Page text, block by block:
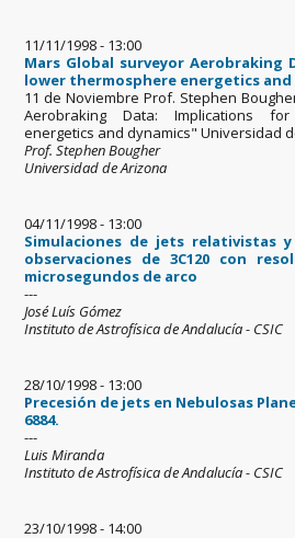
11/11/1998 - 13:00
Mars Global surveyor Aerobraking
lower thermosphere energetics and
11 de Noviembre Prof. Stephen
Aerobraking Data: Implications
energetics and dynamics" Universidad
Prof. Stephen Bougher
Universidad de Arizona
04/11/1998 - 13:00
Simulaciones de jets relativistas
observaciones de 3C120 con
microsegundos de arco
---
José Luís Gómez
Instituto de Astrofísica de Andalucía - CSIC
28/10/1998 - 13:00
Precesión de jets en Nebulosas
6884.
---
Luis Miranda
Instituto de Astrofísica de Andalucía - CSIC
23/10/1998 - 14:00